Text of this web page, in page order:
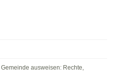
ausweisen: Rechte,